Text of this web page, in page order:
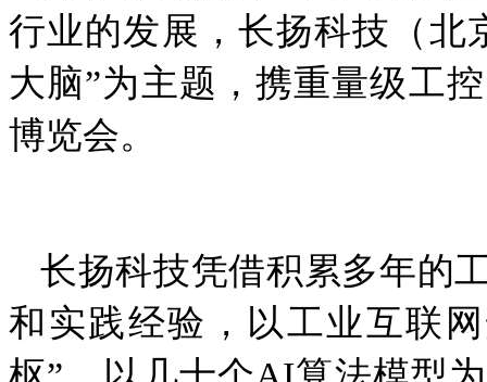
行业的发展，长扬科技（北
大脑”为主题，携重量级工
博览会。
长扬科技凭借积累多年的
和实践经验，以工业互联